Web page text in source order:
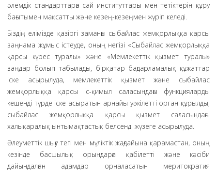
әлемдік стандарттарға сай институттары мен тетіктерін құру
бағытымен мақсатты және кезең-кезеңмен жүріп келеді.
Біздің елімізде қазіргі заманғы сыбайлас жемқорлыққа қарсы
заңнама жұмыс істеуде, оның негізі «Сыбайлас жемқорлыққа
қарсы күрес туралы» және «Мемлекеттік қызмет туралы»
заңдар болып табылады, бірқатар бағдарламалық құжаттар
іске асырылуда, мемлекеттік қызмет және сыбайлас
жемқорлыққа қарсы іс-қимыл саласындағы функцияларды
кешенді түрде іске асыратын арнайы уәкілетті орган құрылды,
сыбайлас жемқорлыққа қарсы қызмет саласындағы
халықаралық ынтымақтастық белсенді жүзеге асырылуда.
Әлеуметтік шығу тегі мен мүліктік жағдайына қарамастан, оның
кезінде басшылық орындарға қабілетті және кәсіби
дайындалған адамдар орналасатын меритократия